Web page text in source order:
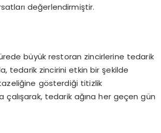
değerlendirmiştir.
büyük restoran zincirlerine tedarik
tedarik zincirini etkin bir şekilde
gösterdiği titizlik
çalışarak, tedarik ağına her geçen gün